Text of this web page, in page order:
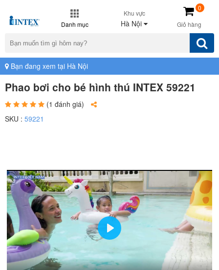
Danh mục
Khu vực
Hà Nội Giỏ hàng
0
Bạn đang xem tại Hà Nội
Phao bơi cho bé hình thú INTEX 59221
(1 đánh giá)
SKU : 59221
Play